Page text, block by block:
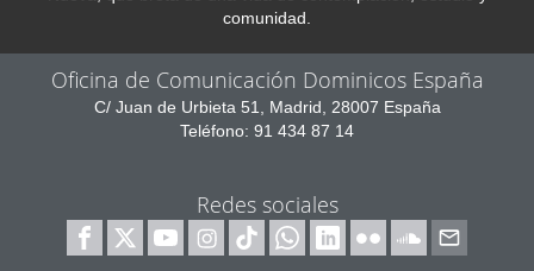
comunidad.
Oficina de Comunicación Dominicos España
C/ Juan de Urbieta 51, Madrid, 28007 España
Teléfono: 91 434 87 14
Redes sociales